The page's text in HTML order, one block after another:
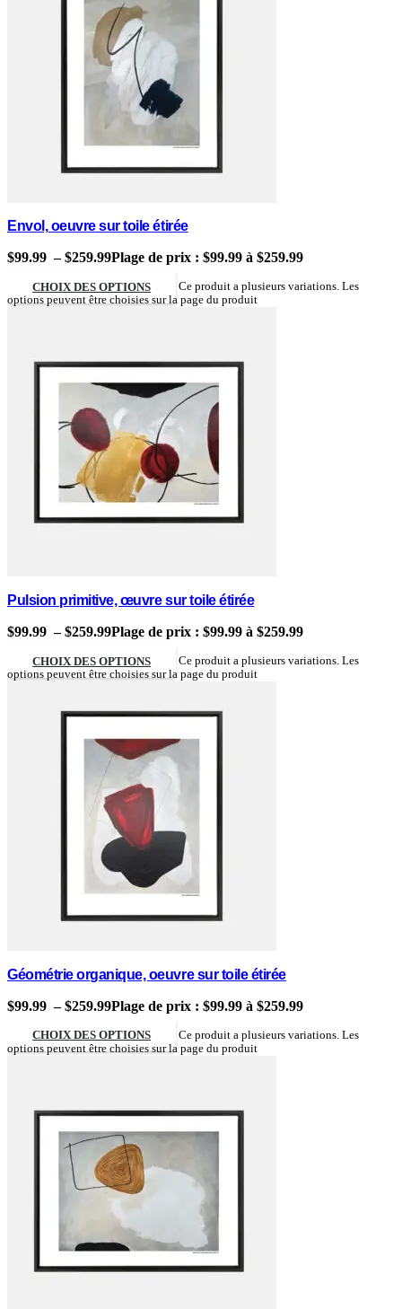
Envol, oeuvre sur toile étirée
$99.99 – $259.99Plage de prix : $99.99 à $259.99
CHOIX DES OPTIONS
Ce produit a plusieurs variations. Les
options peuvent être choisies sur la page du produit
Pulsion primitive, œuvre sur toile étirée
$99.99 – $259.99Plage de prix : $99.99 à $259.99
CHOIX DES OPTIONS
Ce produit a plusieurs variations. Les
options peuvent être choisies sur la page du produit
Géométrie organique, oeuvre sur toile étirée
$99.99 – $259.99Plage de prix : $99.99 à $259.99
CHOIX DES OPTIONS
Ce produit a plusieurs variations. Les
options peuvent être choisies sur la page du produit